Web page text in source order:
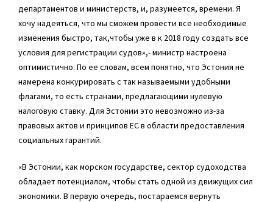
департаментов и министерств, и, разумеется, времени. Я
хочу надеяться, что мы сможем провести все необходимые
изменения быстро, так,чтобы уже в к 2018 году создать все
условия для регистрации судов»,- министр настроена
оптимистично. По ее словам, всем понятно, что Эстония не
намерена конкурировать с так называемыми удобными
флагами, то есть странами, предлагающими нулевую
налоговую ставку. Для Эстонии это невозможно из-за
правовых актов и принципов ЕС в области предоставления
социальных гарантий.
«В Эстонии, как морском государстве, сектор судоходства
обладает потенциалом, чтобы стать одной из движущих сил
экономики. В первую очередь, постараемся вернуть